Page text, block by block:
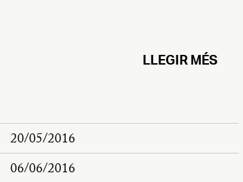
LLEGIR MÉS
20/05/2016
06/06/2016